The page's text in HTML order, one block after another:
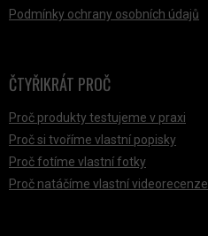
Podmínky ochrany osobních údajů
ČTYŘIKRÁT PROČ
Proč produkty testujeme v praxi
Proč si tvoříme vlastní popisky
Proč fotíme vlastní fotky
Proč natáčíme vlastní videorecenze